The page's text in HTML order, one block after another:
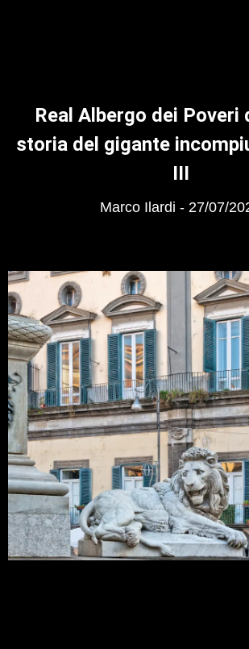
Real Albergo dei Poveri
storia del gigante
III
Marco Ilardi 27/07/